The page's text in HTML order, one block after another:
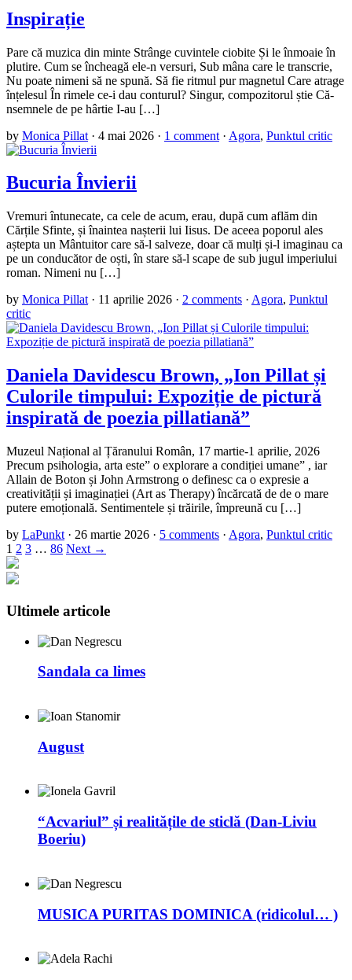
Inspirație
Pare că muzica din minte Strânge cuvintele ciobite Și le înmoaie în
plutire. Cum se încheagă ele-n versuri, Sub mâna care le transcrie,
Nu poate nimeni să ne spună. Să fie ritmul pur magnetul Care atrage
înțelesul În rimele ce-i dau conturul? Singur, compozitorul știe Că-
nsemnele de pe hârtie I-au […]
by Monica Pillat · 4 mai 2026 · 1 comment · Agora, Punktul critic
Bucuria Învierii
Vremuri întunecate, ca cele de acum, erau, după cum aflăm din
Cărțile Sfinte, și înaintea nașterii lui Iisus. De aceea poporul ales
aștepta un Mântuitor care să-l salveze, doar că mulți și-l imaginau ca
pe un conducător de oști, în stare să-l scape de sub jugul imperiului
roman. Nimeni nu […]
by Monica Pillat · 11 aprilie 2026 · 2 comments · Agora, Punktul
critic
Daniela Davidescu Brown, „Ion Pillat și
Culorile timpului: Expoziție de pictură
inspirată de poezia pillatiană”
Muzeul Național al Țăranului Român, 17 martie-1 aprilie, 2026
Precum psihologia, arta este” o explorare a condiției umane” , iar
Allain de Boton și John Armstrong o definesc ca o expresie a
creativității și imaginației (Art as Therapy) încărcată de de o mare
putere emoțională. Sentimentele și trăirile, împreună cu […]
by LaPunkt · 26 martie 2026 · 5 comments · Agora, Punktul critic
1 2 3 … 86 Next →
Ultimele articole
Sandala ca limes
August
“Acvariul” și realitățile de sticlă (Dan-Liviu
Boeriu)
MUSICA PURITAS DOMINICA (ridicolul… )